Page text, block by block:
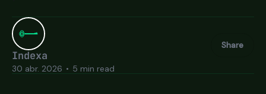
Indexa
30 abr. 2026 • 5 min read
Share